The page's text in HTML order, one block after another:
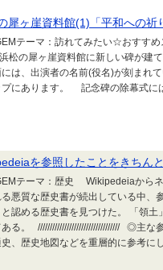
犀ヶ崖資料館(1)「平和への
テーマ：訪れてみたい☆おすす
松の犀ヶ崖資料館に新しい碑が
には、出演者の名前(役名)が刻まれ
プにあります。 記念碑の除幕式に
を参照したことをきちん
テーマ：歴史 Wikipedeiaからネ
悪質な歴史書が続出している中、
認める歴史書を見つけた。 「領
ある。 ////////////////////////////////// ◎主な
、歴史地図などを重層的に参考に